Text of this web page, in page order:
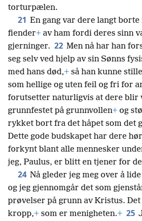
torturpælen.
21 En gang var dere langt borte
fiender+ av ham fordi deres sinn
gjerninger. 22 Men nå har han
seg selv ved hjelp av sin Sønns
med hans død,+ så han kunne
som hellige og uten feil og fri for
forutsetter naturligvis at dere blir
grunnfestet på grunnvollen+ og
rykket bort fra det håpet som det
Dette gode budskapet har dere
forkynt blant alle mennesker
jeg, Paulus, er blitt en tjener for
24 Nå gleder jeg meg over å
og jeg gjennomgår det som
prøvelser på grunn av Kristus.
kropp,+ som er menigheten.+ 25